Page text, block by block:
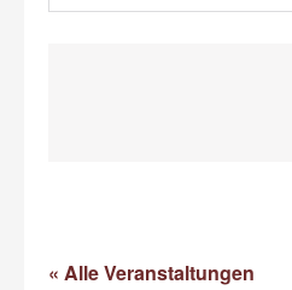
« Alle Veranstaltungen